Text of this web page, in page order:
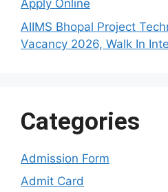
Apply Online
AIIMS Bhopal Project
Vacancy 2026, Walk In
Categories
Admission Form
Admit Card